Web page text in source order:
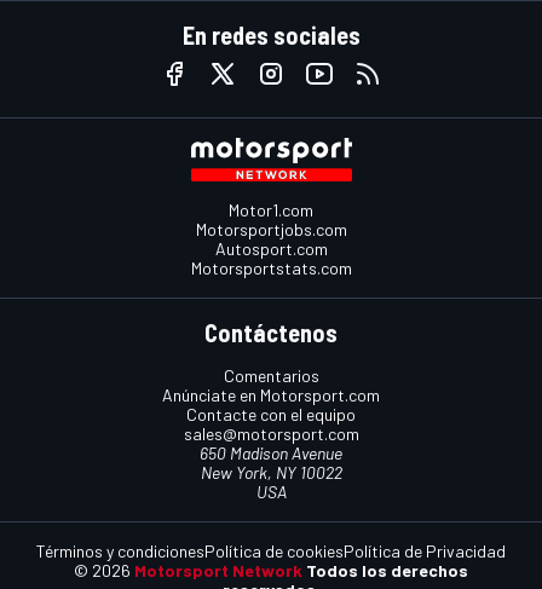
En redes sociales
Motor1.com
Motorsportjobs.com
Autosport.com
Motorsportstats.com
Contáctenos
Comentarios
Anúnciate en Motorsport.com
Contacte con el equipo
sales@motorsport.com
650 Madison Avenue
New York, NY 10022
USA
© 2026 Motorsport Network Todos los derechos
Términos y condicionesPolítica de cookiesPolítica de Privacidad